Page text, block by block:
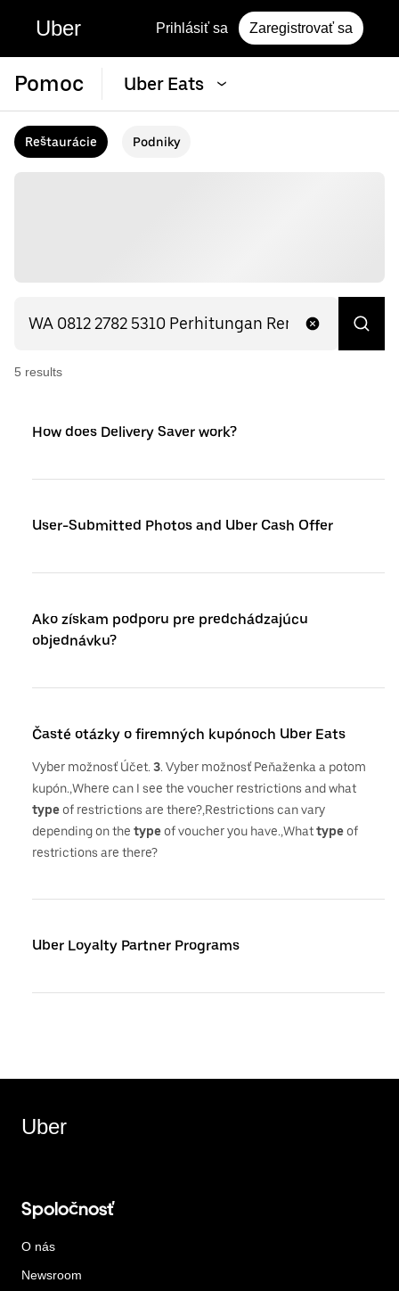
Uber Prihlásiť sa Zaregistrovať sa
Pomoc Uber Eats
Reštaurácie Podniky
5 results
How does Delivery Saver work?
User-Submitted Photos and Uber Cash Offer
Ako získam podporu pre predchádzajúcu
objednávku?
Časté otázky o firemných kupónoch Uber Eats
Vyber možnosť Účet. 3. Vyber možnosť Peňaženka a potom
kupón.,Where can I see the voucher restrictions and what
typeof restrictions are there?,Restrictions can vary
depending on the typeof voucher you have.,Whattypeof
restrictions are there?
Uber Loyalty Partner Programs
Uber
Spoločnosť
O nás
Newsroom